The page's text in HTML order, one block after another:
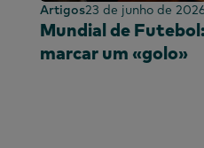
Artigos23 de junho de
Mundial de
marcar um «golo»